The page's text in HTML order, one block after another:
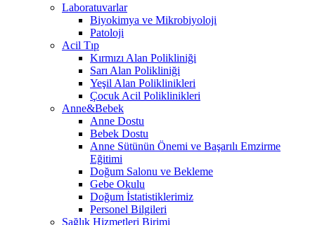
Laboratuvarlar
Biyokimya ve Mikrobiyoloji
Patoloji
Acil Tıp
Kırmızı Alan Polikliniği
Sarı Alan Polikliniği
Yeşil Alan Poliklinikleri
Çocuk Acil Poliklinikleri
Anne&Bebek
Anne Dostu
Bebek Dostu
Anne Sütünün Önemi ve Başarılı Emzirme
Eğitimi
Doğum Salonu ve Bekleme
Gebe Okulu
Doğum İstatistiklerimiz
Personel Bilgileri
Sağlık Hizmetleri Birimi